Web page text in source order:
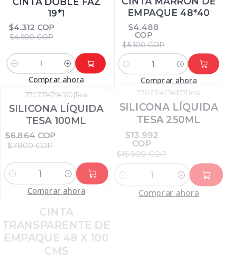
19*1
$4.312 COP
$4.900 COP
Cantidad
Comprar ahora
EMPAQUE 48*40
$4.488
COP
$5.100 COP
Cantidad
Comprar ahora
7707314794160| Tesa
SILICONA LÍQUIDA
TESA 100ML
$6.864 COP
$7.800 COP
Cantidad
Comprar ahora
-12% DTO
SILICONA LÍQUIDA
TESA 250ML
$13.992
COP
$15.900 COP
Cantidad
Comprar ahora
869 Tesa
CINTA
TRANSPARENTE DE
EMPAQUE 48 X 100
CMS